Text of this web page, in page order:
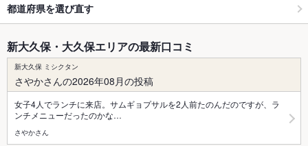
都道府県を選び直す
新大久保・大久保エリアの最新口コミ
新大久保 ミシクタン
さやかさんの2026年08月の投稿
女子4人でランチに来店。サムギョプサルを2人前たのんだのですが、ラ
ンチメニューだったのかな…
さやかさん